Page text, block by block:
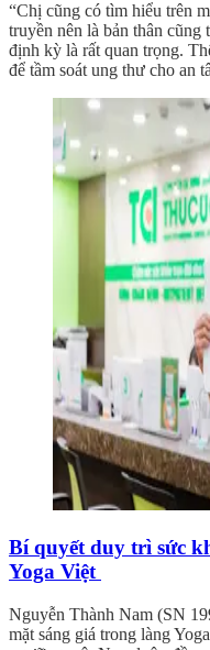
“Chị cũng có tìm hiểu trên
truyền nên là bản thân
định kỳ là rất quan trọng.
để tầm soát ung thư cho an
Bí quyết duy trì sức
Yoga Việt
Nguyễn Thành Nam (SN
mặt sáng giá trong làng